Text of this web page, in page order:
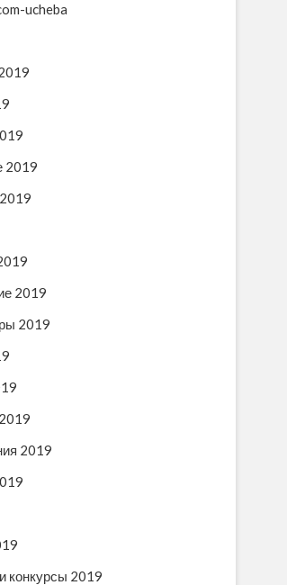
ucheba
2019
2019
2019
2019
конкурсы 2019